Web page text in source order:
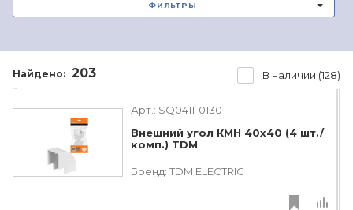
ФИЛЬТРЫ
Найдено: 203 В наличии (128)
Арт.: SQ0411-0130
Внешний угол КМН 40х40 (4 шт./
комп.) TDM
Бренд: TDM ЕLECTRIC